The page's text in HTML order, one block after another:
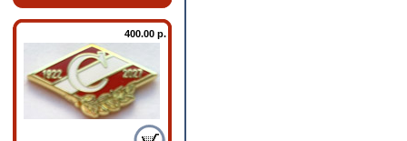
400.00 р.